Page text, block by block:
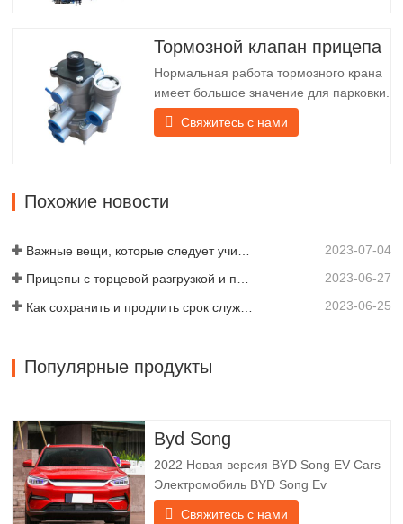
лучшей защиты абажура и продления
срока службы задней фонарной балки
перед абажуром крепится…
Тормозной клапан прицепа
Нормальная работа тормозного крана
имеет большое значение для парковки.
Он обеспечивает техническую
поддержку плавного торможения
производителей различных типов
научные…
Свяжитесь с нами
Похожие новости
2023-07-04
Прицепы с торцевой разгрузкой и прицепы с боковой разгрузкой: что лучше для вашего бизнеса? 2023-06-27
2023-06-25
Популярные продукты
Byd Song
2022 Новая версия BYD Song EV Cars
Электромобиль BYD Song Ev
фокусируется на клиентском опыте и
Свяжитесь с нами